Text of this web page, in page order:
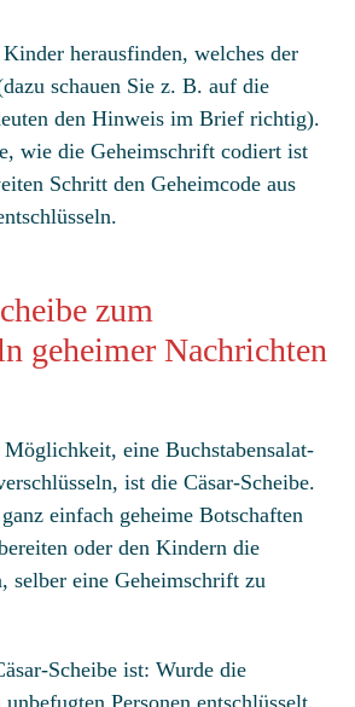
herausfinden, welches der
schauen Sie z. B. auf die
den Hinweis im Brief richtig).
wie die Geheimschrift codiert ist
Schritt den Geheimcode aus
zum
geheimer Nachrichten
Möglichkeit, eine Buchstabensalat-
ist die Cäsar-Scheibe.
einfach geheime Botschaften
oder den Kindern die
selber eine Geheimschrift zu
Scheibe ist: Wurde die
Personen entschlüsselt,